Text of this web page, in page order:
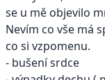
se u mě objevilo
Nevím co vše má
co si vzpomenu.
- bušení srdce